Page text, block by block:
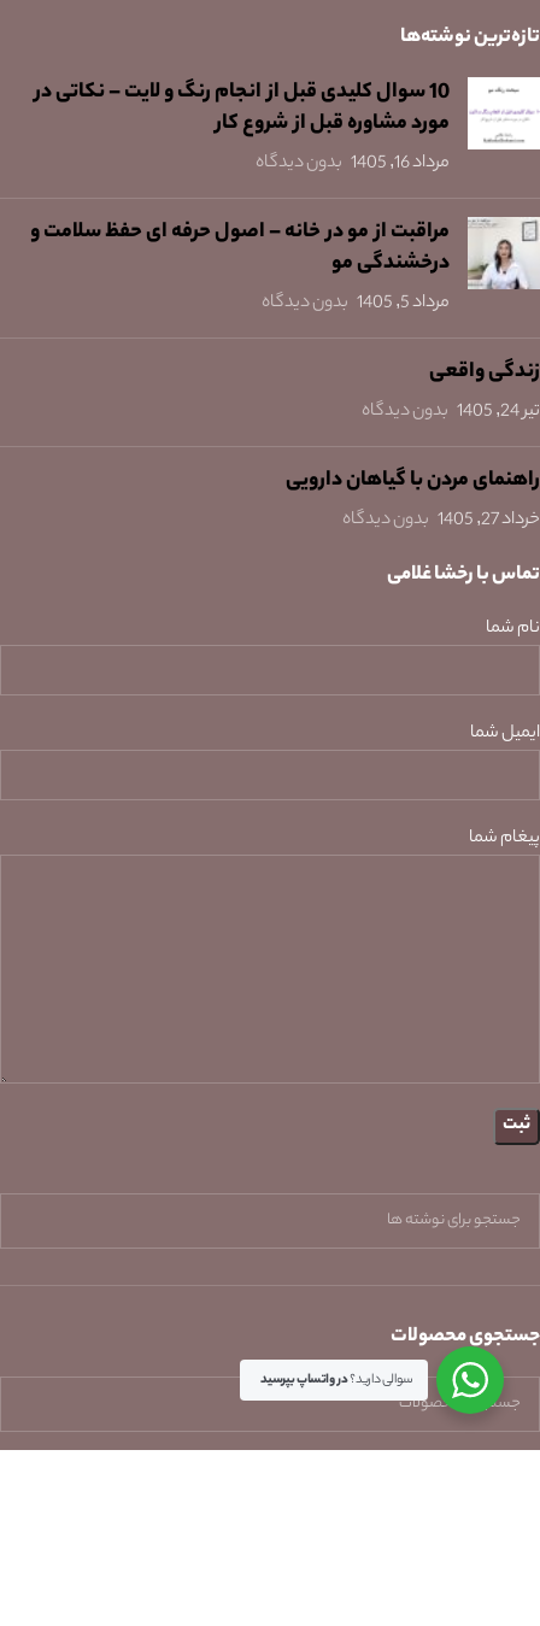
تازه‌ترین نوشته‌ها
10 سوال کلیدی قبل از انجام رنگ و لایت – نکاتی در
مورد مشاوره قبل از شروع کار
مرداد 16, 1405 بدون دیدگاه
مراقبت از مو در خانه – اصول حرفه ای حفظ سلامت و
درخشندگی مو
مرداد 5, 1405 بدون دیدگاه
زندگی واقعی
تیر 24, 1405 بدون دیدگاه
راهنمای مردن با گیاهان دارویی
خرداد 27, 1405 بدون دیدگاه
تماس با رخشا غلامی
نام شما
ایمیل شما
پیغام شما
جستجوی محصولات
سوالی دارید؟در واتساپ بپرسید